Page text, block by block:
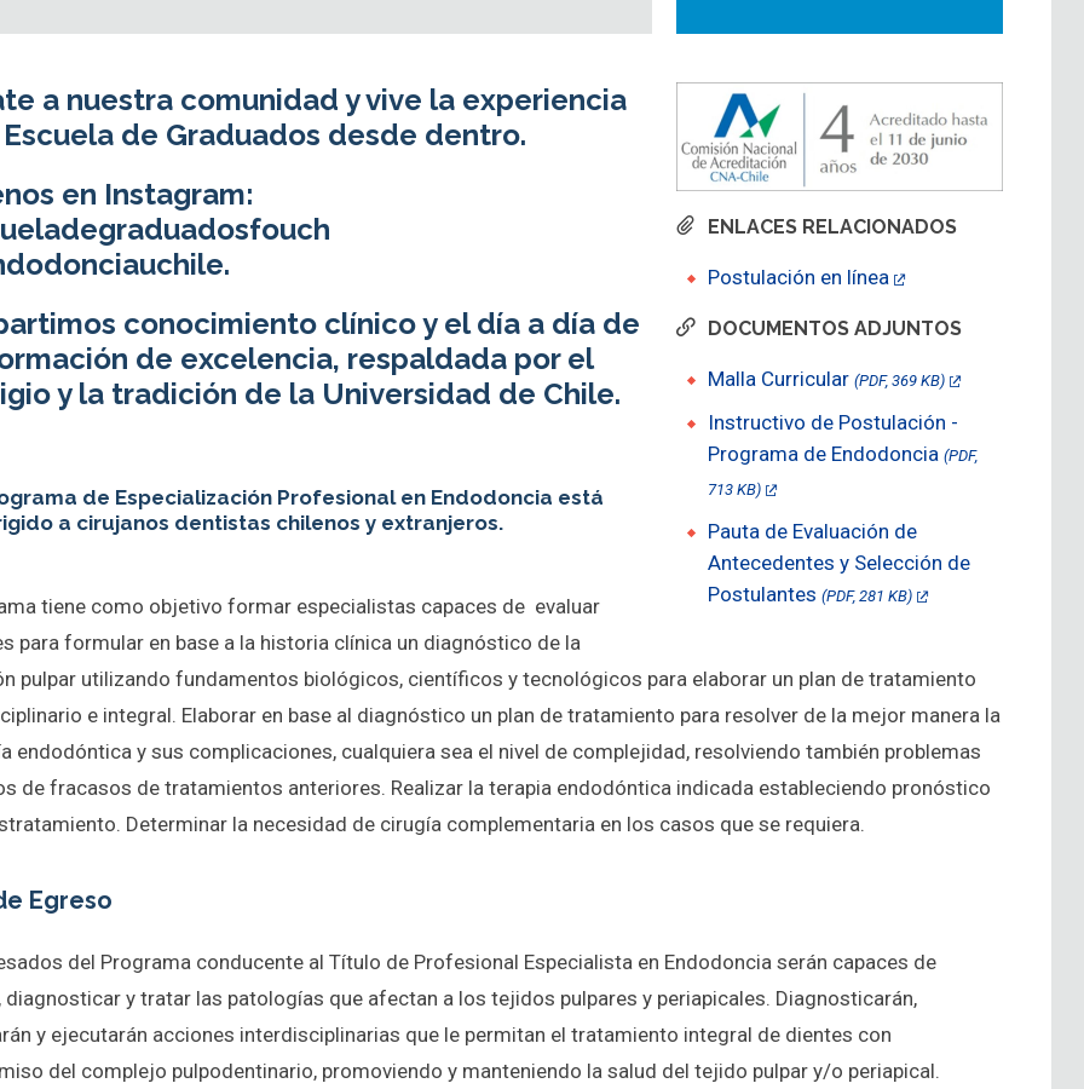
ENLACES RELACIONADOS
Postulación en línea
DOCUMENTOS ADJUNTOS
Malla Curricular (PDF, 369 KB)
Instructivo de Postulación -
Programa de Endodoncia (PDF,
713 KB)
Pauta de Evaluación de
Antecedentes y Selección de
Postulantes (PDF, 281 KB)
a nuestra comunidad y vive la experiencia
de Graduados desde dentro.
en Instagram:
conocimiento clínico y el día a día de
de excelencia, respaldada por el
y la tradición de la Universidad de Chile.
de Especialización Profesional en Endodoncia está
a cirujanos dentistas chilenos y extranjeros.
tiene como objetivo formar especialistas capaces de evaluar
para formular en base a la historia clínica un diagnóstico de la
pulpar utilizando fundamentos biológicos, científicos y tecnológicos para elaborar un plan de tratamiento
e integral. Elaborar en base al diagnóstico un plan de tratamiento para resolver de la mejor manera la
endodóntica y sus complicaciones, cualquiera sea el nivel de complejidad, resolviendo también problemas
de fracasos de tratamientos anteriores. Realizar la terapia endodóntica indicada estableciendo pronóstico
Determinar la necesidad de cirugía complementaria en los casos que se requiera.
Egreso
del Programa conducente al Título de Profesional Especialista en Endodoncia serán capaces de
diagnosticar y tratar las patologías que afectan a los tejidos pulpares y periapicales. Diagnosticarán,
y ejecutarán acciones interdisciplinarias que le permitan el tratamiento integral de dientes con
del complejo pulpodentinario, promoviendo y manteniendo la salud del tejido pulpar y/o periapical.